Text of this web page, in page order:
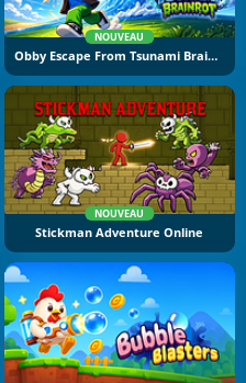
NOUVEAU
Obby Escape From Tsunami Brainrot
NOUVEAU
Stickman Adventure Online